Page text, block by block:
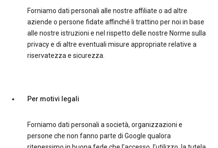
Forniamo dati personali alle nostre affiliate o ad altre
aziende o persone fidate affinché li trattino per noi in base
alle nostre istruzioni e nel rispetto delle nostre Norme sulla
privacy e di altre eventuali misure appropriate relative a
riservatezza e sicurezza.
Per motivi legali
Forniamo dati personali a società, organizzazioni e
persone che non fanno parte di Google qualora